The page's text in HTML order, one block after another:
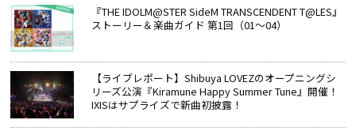
『THE IDOLM@STER SideM TRANSCENDENT T@LES』
ストーリー＆楽曲ガイド 第1回（01～04）
【ライブレポート】Shibuya LOVEZのオープニングシ
リーズ公演『Kiramune Happy Summer Tune』開催！
IXISはサプライズで新曲初披露！